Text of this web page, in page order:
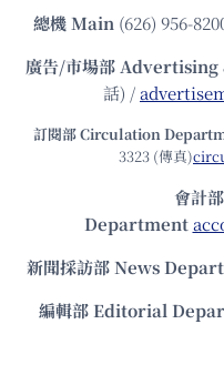
總機Main (626) 956-
廣告/市場部
話) /
訂閱部 Circulation
3323 (傳真)
會計
Department
新聞採訪部 News
編輯部 Editorial